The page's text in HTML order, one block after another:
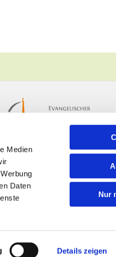
Medien
Daten
Details zeigen
Nur